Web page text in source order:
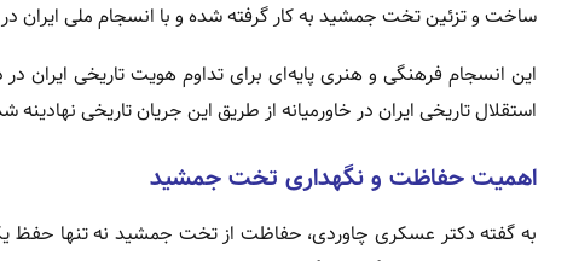
ساخت و تزئین تخت جمشید به کار گرفته شده و با انسجام ملی ایران
این انسجام فرهنگی و هنری پایه‌ای برای تداوم هویت تاریخی
استقلال تاریخی ایران در خاورمیانه از طریق این جریان تاریخی
اهمیت حفاظت و نگهداری تخت جمشید
به گفته دکتر عسکری چاوردی، حفاظت از تخت جمشید نه تنها حفظ